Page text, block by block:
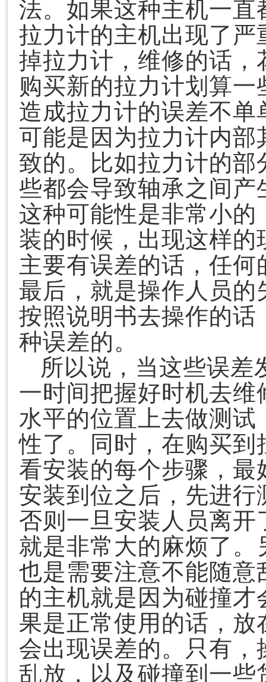
法。如果这种主机一
拉力计的主机出现了
掉拉力计，维修的话
购买新的拉力计划算
造成拉力计的误差不
可能是因为拉力计内
致的。比如拉力计的
些都会导致轴承之间
这种可能性是非常小
装的时候，出现这样
主要有误差的话，任
最后，就是操作人员
按照说明书去操作的
种误差的。
所以说，当这些误差
一时间把握好时机去
水平的位置上去做测
性了。同时，在购买
看安装的每个步骤，
安装到位之后，先进
否则一旦安装人员离
就是非常大的麻烦了
也是需要注意不能随
的主机就是因为碰撞
果是正常使用的话，
会出现误差的。只有
乱放，以及碰撞到一